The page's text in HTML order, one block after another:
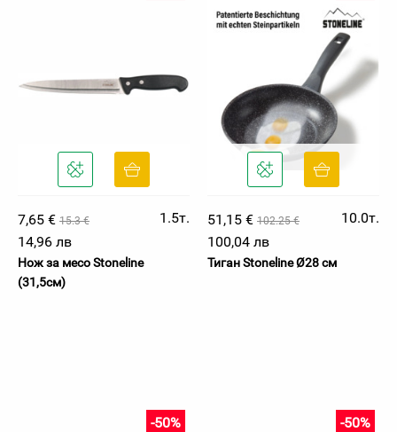
7,65 € 15.3 €
1.5т.
14,96 лв
Нож за месо Stoneline
(31,5см)
51,15 € 102.25 €
10.0т.
100,04 лв
Тиган Stoneline Ø28 см
-50% -50%